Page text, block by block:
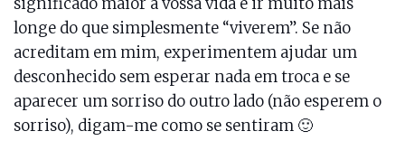
longe do que simplesmente “viverem”. Se não
acreditam em mim, experimentem ajudar um
desconhecido sem esperar nada em troca e se
aparecer um sorriso do outro lado (não esperem o
sorriso), digam-me como se sentiram 🙂